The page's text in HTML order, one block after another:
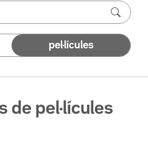
pel·lícules
de pel·lícules